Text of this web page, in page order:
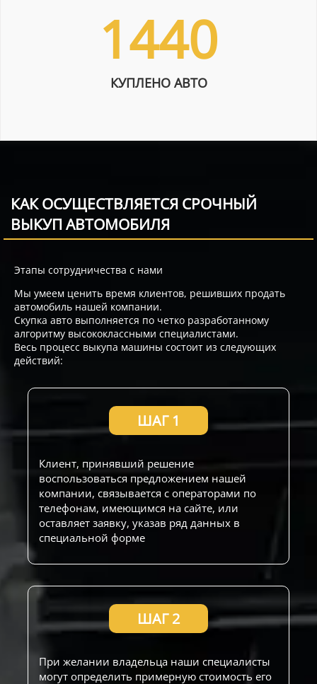
1440
КУПЛЕНО АВТО
КАК ОСУЩЕСТВЛЯЕТСЯ СРОЧНЫЙ
ВЫКУП АВТОМОБИЛЯ
Этапы сотрудничества с нами
Мы умеем ценить время клиентов, решивших продать
автомобиль нашей компании.
Скупка авто выполняется по четко разработанному
алгоритму высококлассными специалистами.
Весь процесс выкупа машины состоит из следующих
действий:
ШАГ 1
Клиент, принявший решение
воспользоваться предложением нашей
компании, связывается с операторами по
телефонам, имеющимся на сайте, или
оставляет заявку, указав ряд данных в
специальной форме
ШАГ 2
При желании владельца наши специалисты
могут определить примерную стоимость его